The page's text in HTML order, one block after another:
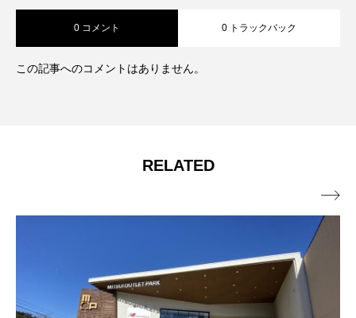
ポット
海・ビーチ10選｜愛犬との散歩や旅行に
0 コメント 0 トラックバック
この記事へのコメントはありません。
RELATED
